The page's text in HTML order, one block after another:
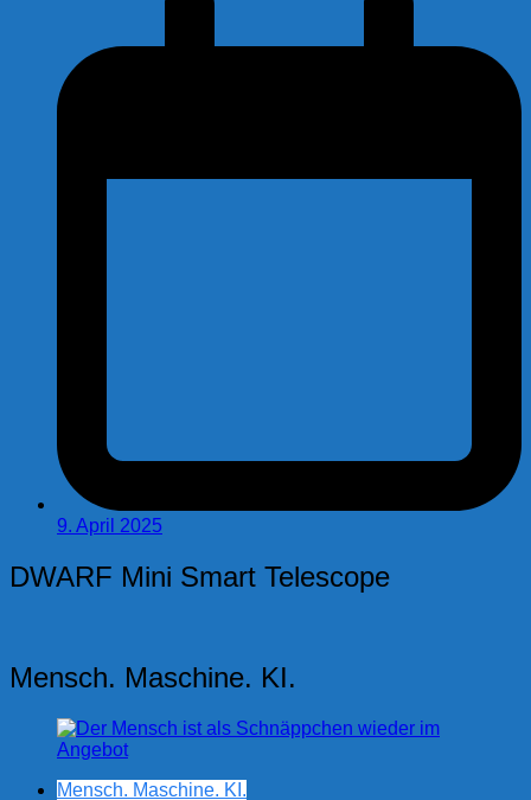
9. April 2025
DWARF Mini Smart Telescope
Mensch. Maschine. KI.
Mensch. Maschine. KI.